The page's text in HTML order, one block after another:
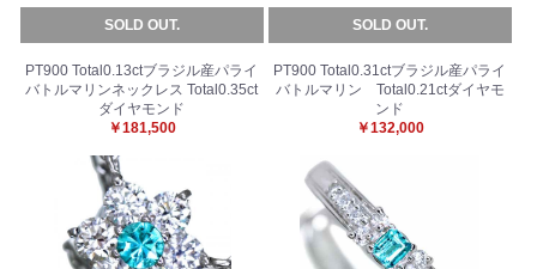
SOLD OUT.
PT900 Total0.13ctブラジル産パライ
バトルマリンネックレス Total0.35ct
ダイヤモンド
￥181,500
SOLD OUT.
PT900 Total0.31ctブラジル産パライ
バトルマリン Total0.21ctダイヤモ
ンド
￥132,000